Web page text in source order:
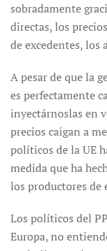
sobradamente
directas, los
de excedentes, los
A pesar de que la
es perfectamente
inyectárnoslas en
precios caigan a
políticos de la UE
medida que ha
los productores de
Los políticos del
Europa, no